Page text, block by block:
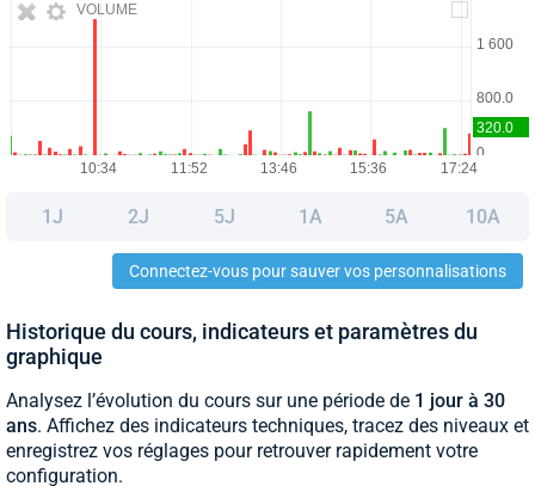
VOLUME
1J 2J 5J 1A 5A 10A
Connectez-vous pour sauver vos personnalisations
Historique du cours, indicateurs et paramètres du
graphique
Analysez l’évolution du cours sur une période de 1 jour à 30
ans. Affichez des indicateurs techniques, tracez des niveaux et
enregistrez vos réglages pour retrouver rapidement votre
configuration.